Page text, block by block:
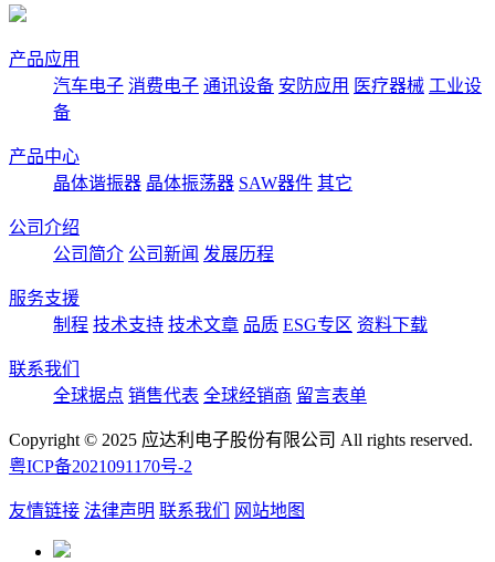
产品应用
汽车电子 消费电子 通讯设备 安防应用 医疗器械 工业设
备
产品中心
晶体谐振器 晶体振荡器 SAW器件 其它
公司介绍
公司简介 公司新闻 发展历程
服务支援
制程 技术支持 技术文章 品质 ESG专区 资料下载
联系我们
全球据点 销售代表 全球经销商 留言表单
Copyright © 2025 应达利电子股份有限公司 All rights reserved.
粤ICP备2021091170号-2
友情链接 法律声明 联系我们 网站地图